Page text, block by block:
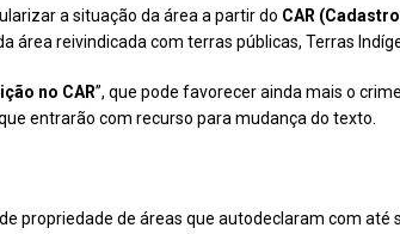
percam o habitat natural
a situação da área a partir do CAR
reivindicada com terras públicas, Terras
no CAR”, que pode favorecer ainda mais o
entrarão com recurso para mudança do texto.
propriedade de áreas que autodeclaram com até